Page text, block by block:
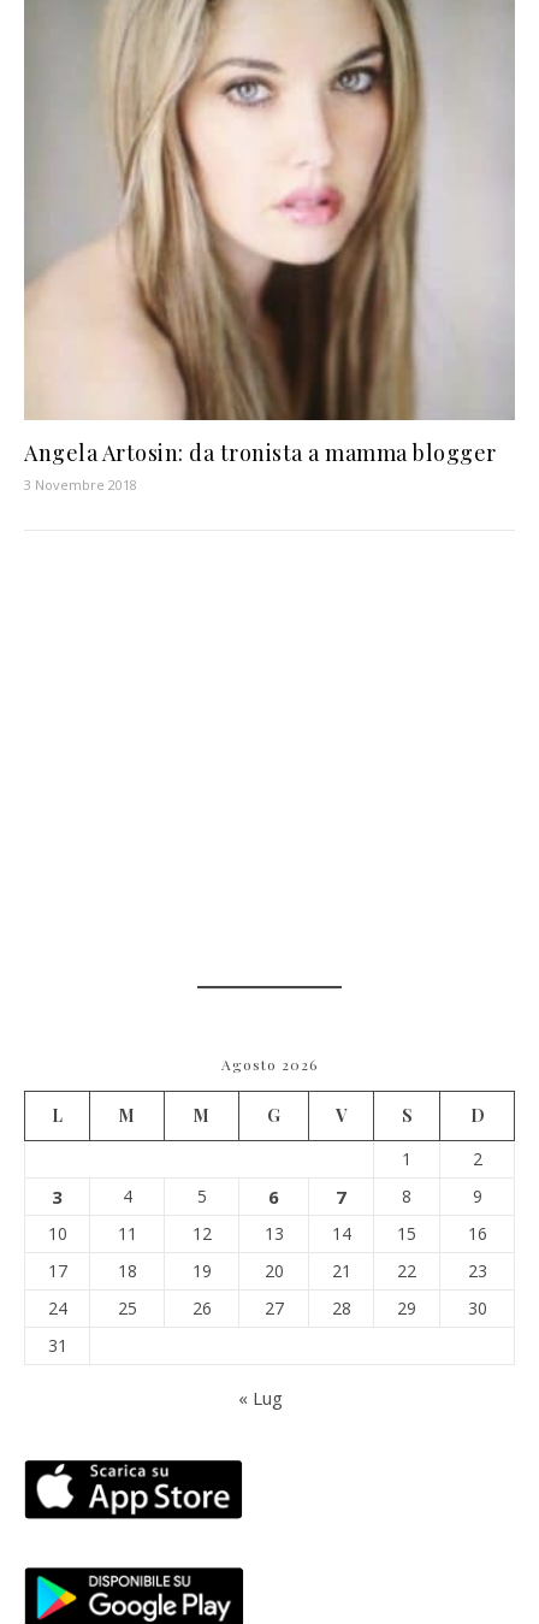
Angela Artosin: da tronista a mamma blogger
3 Novembre 2018
Agosto 2026
L M M G V S
D
1
2
3 4 5 6 7 8
9
10
11 12 13 14 15
16
17
18 19 20 21 22
23
24
25 26 27 28 29
30
31
« Lug